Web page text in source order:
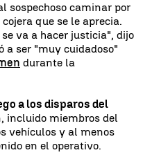
sospechoso caminar por
que se le aprecia.
va a hacer justicia", dijo
a ser "muy cuidadoso"
durante la
a los disparos del
incluido miembros del
vehículos y al menos
en el operativo.